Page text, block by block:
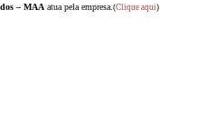
– MAA atua pela empresa. (Clique aqui)